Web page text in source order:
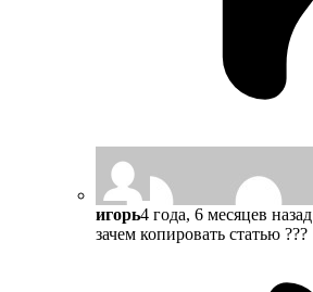
игорь4 года, 6 месяцев назад
зачем копировать статью ???